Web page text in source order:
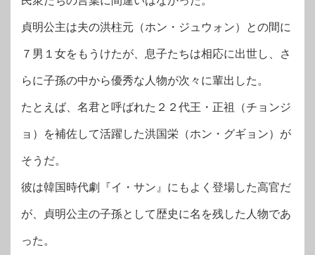
貞明公主は夫の洪柱元（ホン・ジュウォン）との間に
７男１女をもうけたが、息子たちは相応に出世し、さ
らに子孫の中から優秀な人物が次々に輩出した。
たとえば、名君と呼ばれた２２代王・正祖（チョンジ
ョ）を補佐して活躍した洪国栄（ホン・グギョン）が
そうだ。
彼は韓国時代劇『イ・サン』にもよく登場した高官だ
が、貞明公主の子孫として歴史に名を残した人物であ
った。